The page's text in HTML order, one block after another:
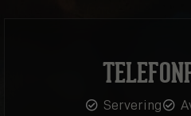
Servering